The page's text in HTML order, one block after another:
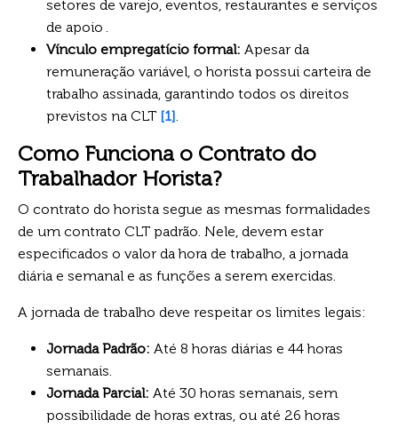
setores de varejo, eventos, restaurantes e serviços
de apoio .
Vínculo empregatício formal: Apesar da
remuneração variável, o horista possui carteira de
trabalho assinada, garantindo todos os direitos
previstos na CLT [1]
Como Funciona o Contrato do
Trabalhador Horista?
O contrato do horista segue as mesmas formalidades
de um contrato CLT padrão. Nele, devem estar
especificados o valor da hora de trabalho, a jornada
diária e semanal e as funções a serem exercidas.
A jornada de trabalho deve respeitar os limites legais:
Jornada Padrão: Até 8 horas diárias e 44 horas
semanais.
Jornada Parcial: Até 30 horas semanais, sem
possibilidade de horas extras, ou até 26 horas